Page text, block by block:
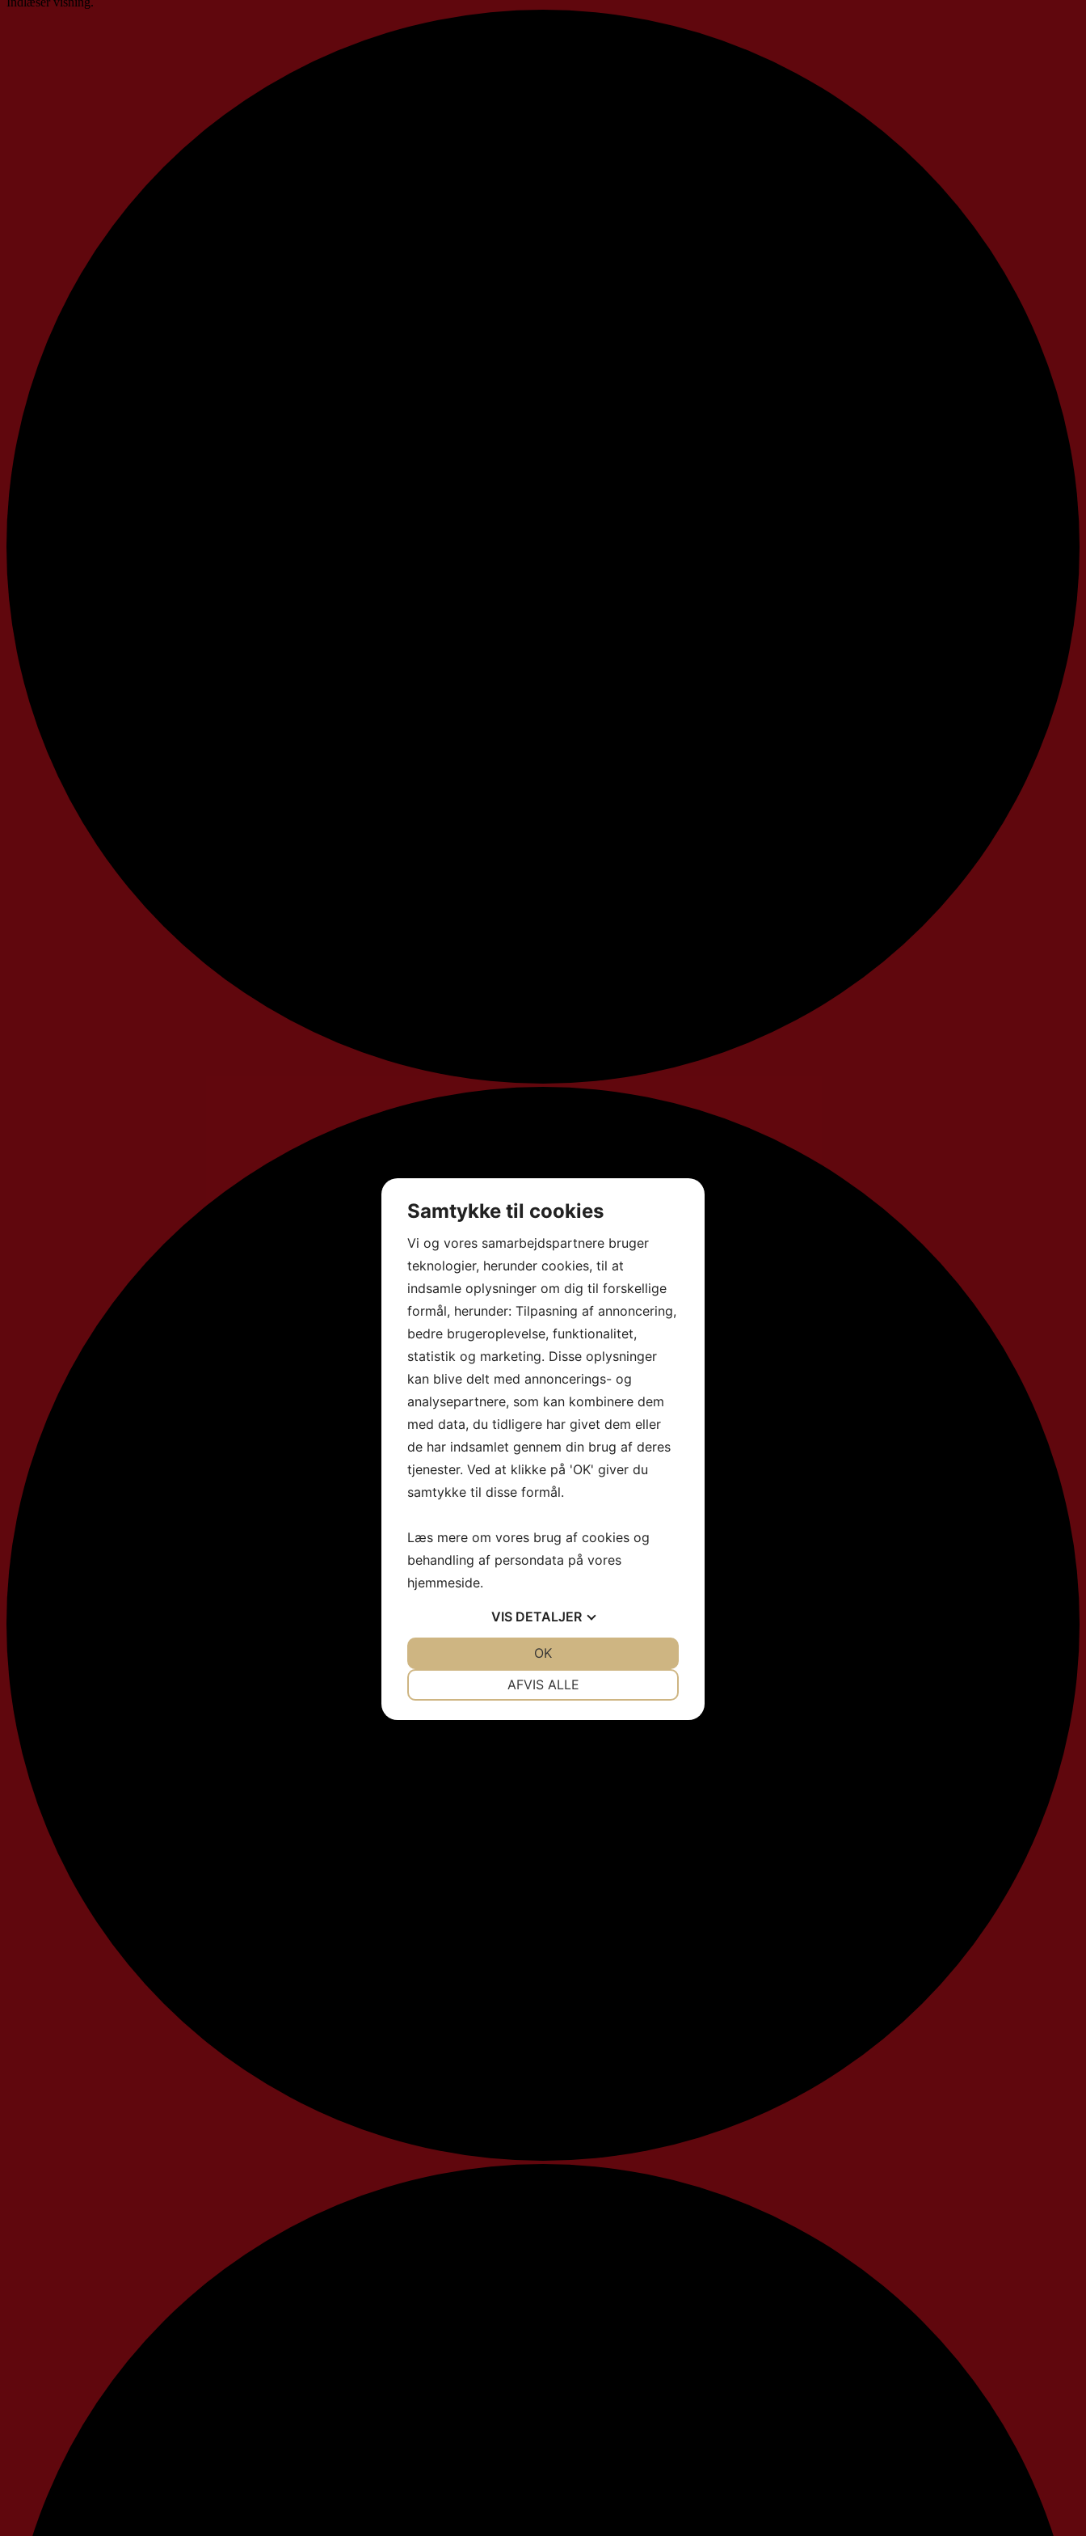
Samtykke til cookies
Vi og vores samarbejdspartnere bruger
teknologier, herunder cookies, til at
indsamle oplysninger om dig til forskellige
formål, herunder: Tilpasning af annoncering,
bedre brugeroplevelse, funktionalitet,
statistik og marketing. Disse oplysninger
kan blive delt med annoncerings- og
analysepartnere, som kan kombinere dem
med data, du tidligere har givet dem eller
de har indsamlet gennem din brug af deres
tjenester. Ved at klikke på 'OK' giver du
samtykke til disse formål.
Læs mere om vores brug af cookies og
behandling af persondata på vores
hjemmeside.
VIS DETALJER
AFVIS ALLE
OK